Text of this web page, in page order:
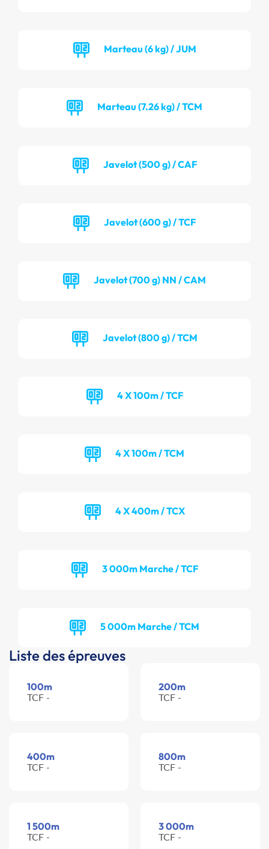
Marteau (6 kg) / JUM
Marteau (7.26 kg) / TCM
Javelot (500 g) / CAF
Javelot (600 g) / TCF
Javelot (700 g) NN / CAM
Javelot (800 g) / TCM
4 X 100m / TCF
4 X 100m / TCM
4 X 400m / TCX
3 000m Marche / TCF
5 000m Marche / TCM
Liste des épreuves
100m
TCF -
200m
TCF -
400m
TCF -
800m
TCF -
1 500m
TCF -
3 000m
TCF -